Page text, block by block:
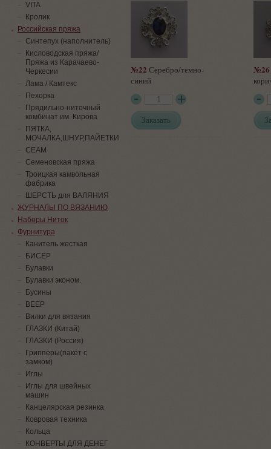
№22 Серебро/темно-
синий
Заказать
№26
VITA
Кролик
Российская пряжа
Синтепух (наполнитель)
Кисловодская пряжа/
Пряжа из Карачаево-
Черкесии
Лама / Камтекс
Пехорка
Прядильно-ниточный
комбинат им. Кирова
ПЯТКА,
МОЧАЛКА,ШНУР,ПАЙЕТКИ
СЕАМ
Семеновская пряжа
Троицкая камвольная
фабрика
ШЕРСТЬ для ВАЛЯНИЯ
ЖУРНАЛЫ ПО ВЯЗАНИЮ
Наборы Ниток
Фурнитура
Канитель жесткая
БИСЕР
Булавки
Булавки эконом.
Бусины
ВЕЕР
Вилки для вязания
ГЛАЗКИ (Китай)
ГЛАЗКИ (Россия)
Грипперы(пакет с
замком)
Иглы
Иглы для швейных
машин
Канцелярская резинка
Ковровая техника
Кольца
КОНВЕРТЫ ДЛЯ ДЕНЕГ